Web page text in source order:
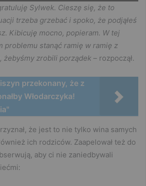
Sylwek. Cieszę się, że to
trzeba grzebać i spoko, że podjąłeś
Kibicuję mocno, popieram. W tej
problemu stanąć ramię w ramię z
żebyśmy zrobili porządek – rozpoczął.
przekonany, że z
Włodarczyka!
że jest to nie tylko wina samych
ich rodziców. Zaapelował też do
aby ci nie zaniedbywali